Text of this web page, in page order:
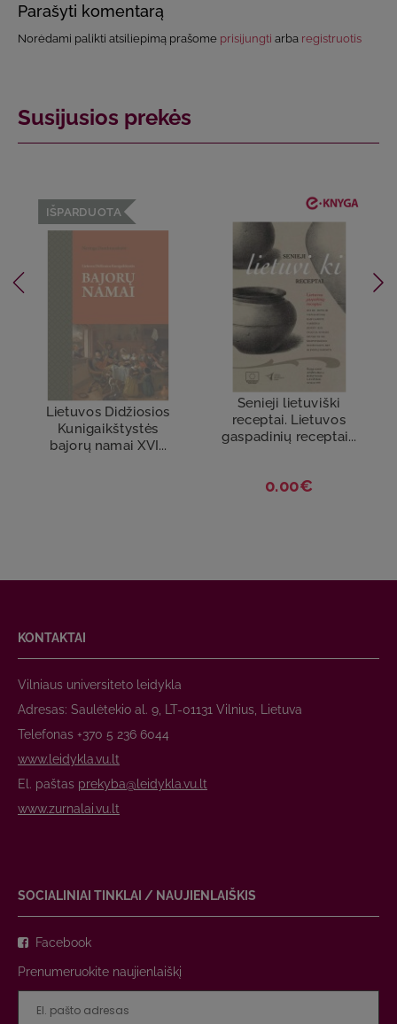
Parašyti komentarą
Norėdami palikti atsiliepimą prašome prisijungti arba registruotis
Susijusios prekės
IŠPARDUOTA
Lietuvos Didžiosios
Kunigaikštystės
bajorų namai XVI...
Senieji lietuviški
receptai. Lietuvos
gaspadinių receptai...
0.00€
KONTAKTAI
Vilniaus universiteto leidykla
Adresas: Saulėtekio al. 9, LT-01131 Vilnius, Lietuva
Telefonas +370 5 236 6044
www.leidykla.vu.lt
El. paštas prekyba@leidykla.vu.lt
www.zurnalai.vu.lt
SOCIALINIAI TINKLAI / NAUJIENLAIŠKIS
Facebook
Prenumeruokite naujienlaiškį